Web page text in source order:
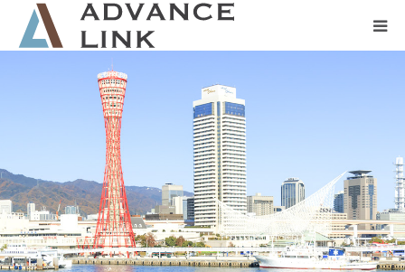
会社概要
ネット保険
事業保険